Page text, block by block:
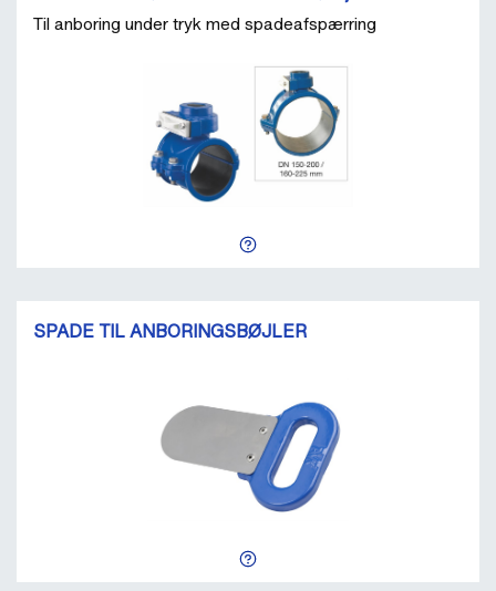
Til anboring under tryk med spadeafspærring
SPADE TIL ANBORINGSBØJLER